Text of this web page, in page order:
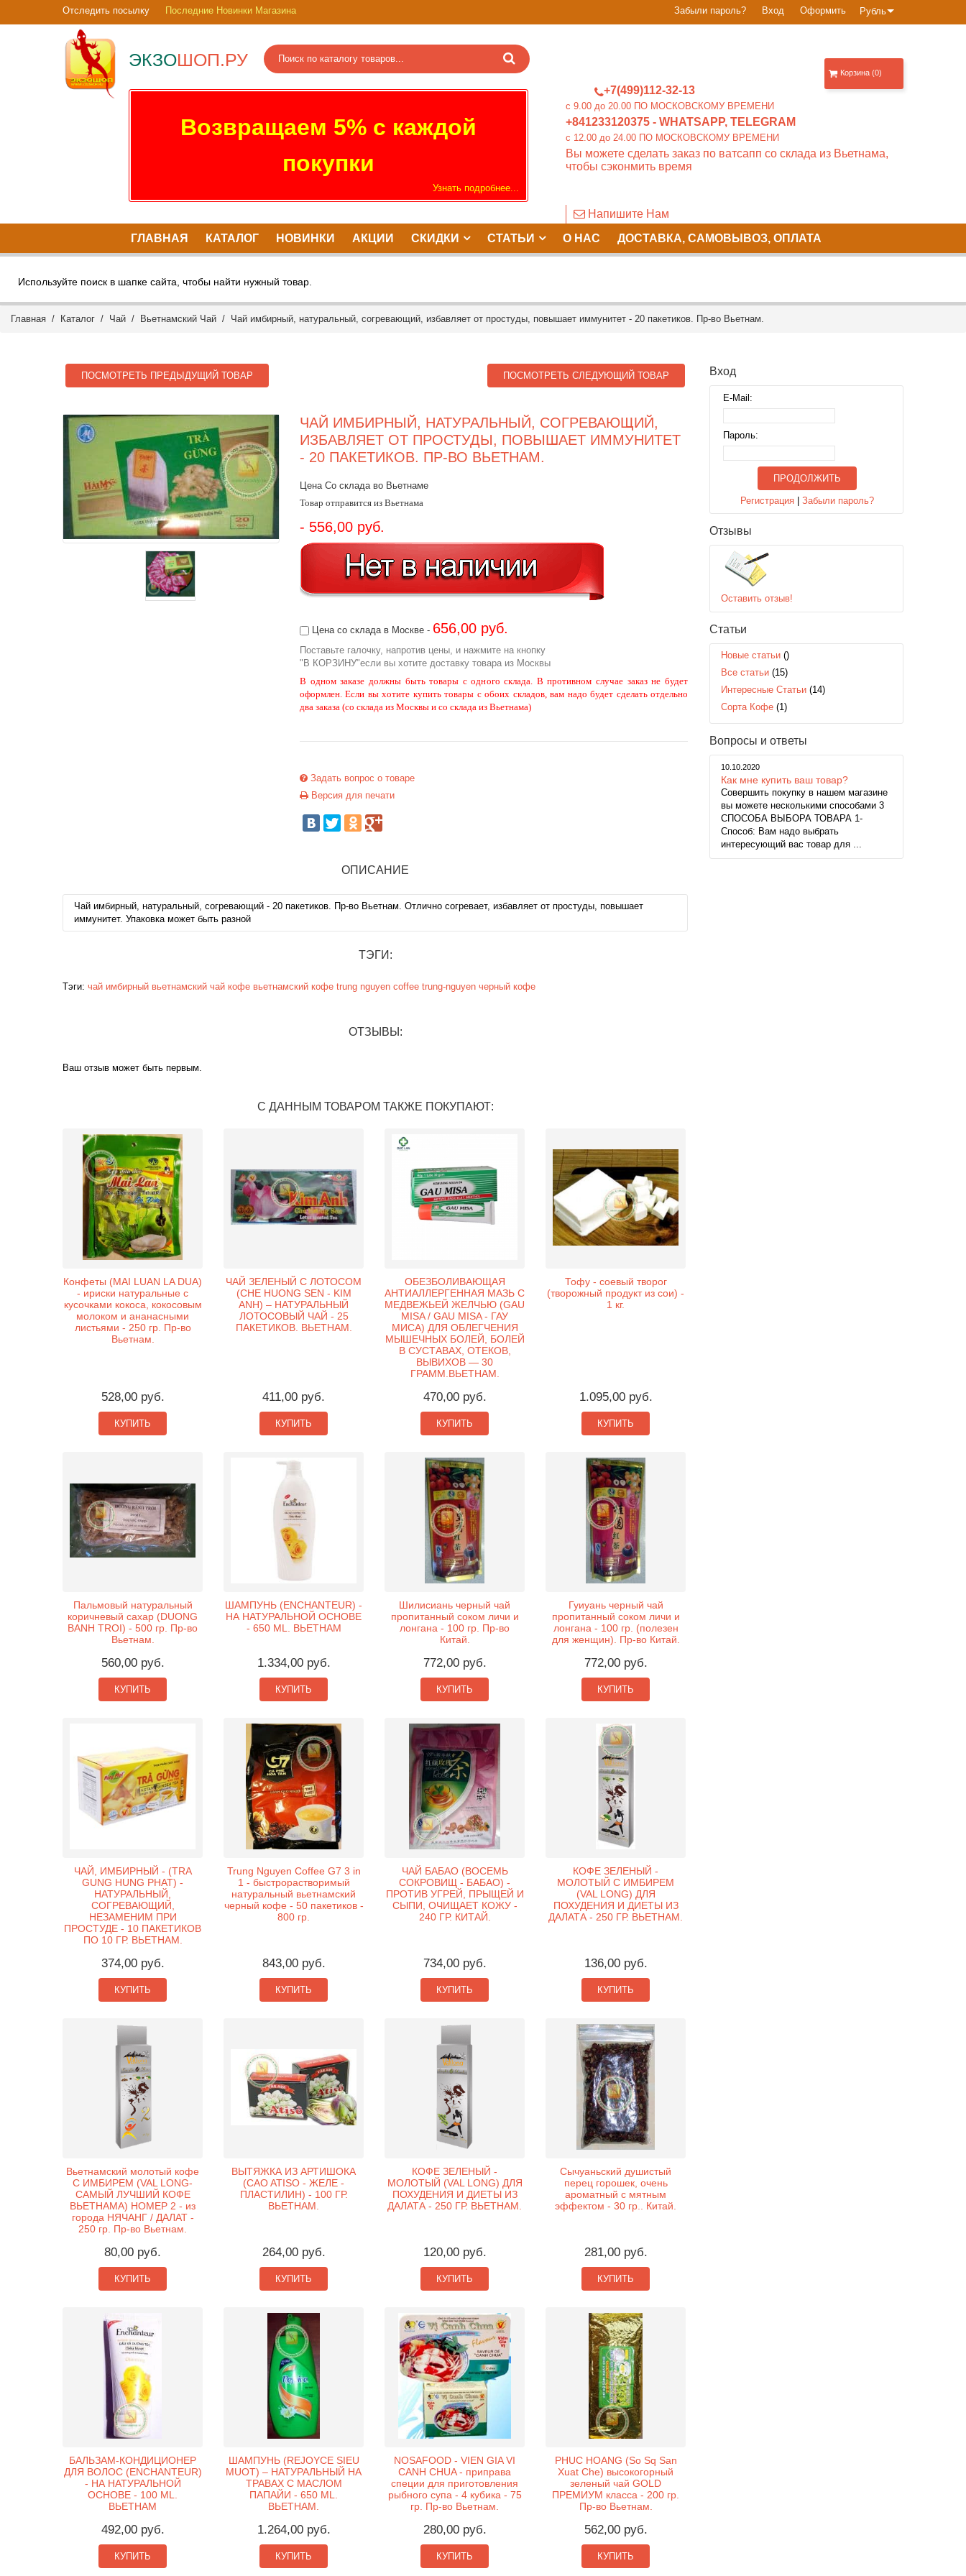
Рубль
Забыли пароль? Вход Оформить
Отследить посылку Последние Новинки Магазина
ЭКЗОШОП.РУ
+7(499)112-32-13
c 9.00 до 20.00 ПО МОСКОВСКОМУ ВРЕМЕНИ
+841233120375 - WHATSAPP, TELEGRAM
c 12.00 до 24.00 ПО МОСКОВСКОМУ ВРЕМЕНИ
Вы можете сделать заказ по ватсапп со склада из Вьетнама,
чтобы сэконмить время
Напишите Нам
Возвращаем 5% с каждой
покупки
Узнать подробнее...
Корзина (0)
ГЛАВНАЯ КАТАЛОГ НОВИНКИ АКЦИИ СКИДКИ СТАТЬИ О НАС ДОСТАВКА, САМОВЫВОЗ, ОПЛАТА
Используйте поиск в шапке сайта, чтобы найти нужный товар.
Главная / Каталог / Чай / Вьетнамский Чай / Чай имбирный, натуральный, согревающий, избавляет от простуды, повышает иммунитет - 20 пакетиков. Пр-во Вьетнам.
ПОСМОТРЕТЬ ПРЕДЫДУЩИЙ ТОВАР ПОСМОТРЕТЬ СЛЕДУЮЩИЙ ТОВАР
ЧАЙ ИМБИРНЫЙ, НАТУРАЛЬНЫЙ, СОГРЕВАЮЩИЙ,
ИЗБАВЛЯЕТ ОТ ПРОСТУДЫ, ПОВЫШАЕТ ИММУНИТЕТ
- 20 ПАКЕТИКОВ. ПР-ВО ВЬЕТНАМ.
Цена Со склада во Вьетнаме
Товар отправится из Вьетнама
- 556,00 руб.
Цена со склада в Москве - 656,00 руб.
Поставьте галочку, напротив цены, и нажмите на кнопку
"В КОРЗИНУ"если вы хотите доставку товара из Москвы
В одном заказе должны быть товары с одного склада. В противном случае заказ не будет
оформлен. Если вы хотите купить товары с обоих складов, вам надо будет сделать отдельно
два заказа (со склада из Москвы и со склада из Вьетнама)
Задать вопрос о товаре
Версия для печати
ОПИСАНИЕ
Чай имбирный, натуральный, согревающий - 20 пакетиков. Пр-во Вьетнам. Отлично согревает, избавляет от простуды, повышает
иммунитет. Упаковка может быть разной
ТЭГИ:
Тэги: чай имбирный вьетнамский чай кофе вьетнамский кофе trung nguyen coffee trung-nguyen черный кофе
ОТЗЫВЫ:
Ваш отзыв может быть первым.
С ДАННЫМ ТОВАРОМ ТАКЖЕ ПОКУПАЮТ:
Конфеты (MAI LUAN LA DUA)
- ириски натуральные с
кусочками кокоса, кокосовым
молоком и ананасными
листьями - 250 гр. Пр-во
Вьетнам.
528,00 руб.
КУПИТЬ
ЧАЙ ЗЕЛЕНЫЙ С ЛОТОСОМ
(CHE HUONG SEN - KIM
ANH) – НАТУРАЛЬНЫЙ
ЛОТОСОВЫЙ ЧАЙ - 25
ПАКЕТИКОВ. ВЬЕТНАМ.
411,00 руб.
КУПИТЬ
ОБЕЗБОЛИВАЮЩАЯ
АНТИАЛЛЕРГЕННАЯ МАЗЬ С
МЕДВЕЖЬЕЙ ЖЕЛЧЬЮ (GAU
MISA / GAU MISA - ГАУ
МИСА) ДЛЯ ОБЛЕГЧЕНИЯ
МЫШЕЧНЫХ БОЛЕЙ, БОЛЕЙ
В СУСТАВАХ, ОТЕКОВ,
ВЫВИХОВ — 30
ГРАММ.ВЬЕТНАМ.
470,00 руб.
КУПИТЬ
Тофу - соевый творог
(творожный продукт из сои) -
1 кг.
1.095,00 руб.
КУПИТЬ
Пальмовый натуральный
коричневый сахар (DUONG
BANH TROI) - 500 гр. Пр-во
Вьетнам.
560,00 руб.
КУПИТЬ
ШАМПУНЬ (ENCHANTEUR) -
НА НАТУРАЛЬНОЙ ОСНОВЕ
- 650 ML. ВЬЕТНАМ
1.334,00 руб.
КУПИТЬ
Шилисиань черный чай
пропитанный соком личи и
лонгана - 100 гр. Пр-во
Китай.
772,00 руб.
КУПИТЬ
Гуиуань черный чай
пропитанный соком личи и
лонгана - 100 гр. (полезен
для женщин). Пр-во Китай.
772,00 руб.
КУПИТЬ
ЧАЙ, ИМБИРНЫЙ - (TRA
GUNG HUNG PHAT) -
НАТУРАЛЬНЫЙ,
СОГРЕВАЮЩИЙ,
НЕЗАМЕНИМ ПРИ
ПРОСТУДЕ - 10 ПАКЕТИКОВ
ПО 10 ГР. ВЬЕТНАМ.
374,00 руб.
КУПИТЬ
Trung Nguyen Coffee G7 3 in
1 - быстрорастворимый
натуральный вьетнамский
черный кофе - 50 пакетиков -
800 гр.
843,00 руб.
КУПИТЬ
ЧАЙ БАБАО (ВОСЕМЬ
СОКРОВИЩ - БАБАО) -
ПРОТИВ УГРЕЙ, ПРЫЩЕЙ И
СЫПИ, ОЧИЩАЕТ КОЖУ -
240 ГР. КИТАЙ.
734,00 руб.
КУПИТЬ
КОФЕ ЗЕЛЕНЫЙ -
МОЛОТЫЙ С ИМБИРЕМ
(VAL LONG) ДЛЯ
ПОХУДЕНИЯ И ДИЕТЫ ИЗ
ДАЛАТА - 250 ГР. ВЬЕТНАМ.
136,00 руб.
КУПИТЬ
Вьетнамский молотый кофе
С ИМБИРЕМ (VAL LONG-
САМЫЙ ЛУЧШИЙ КОФЕ
ВЬЕТНАМА) НОМЕР 2 - из
города НЯЧАНГ / ДАЛАТ -
250 гр. Пр-во Вьетнам.
80,00 руб.
КУПИТЬ
ВЫТЯЖКА ИЗ АРТИШОКА
(CAO ATISO - ЖЕЛЕ -
ПЛАСТИЛИН) - 100 ГР.
ВЬЕТНАМ.
264,00 руб.
КУПИТЬ
КОФЕ ЗЕЛЕНЫЙ -
МОЛОТЫЙ (VAL LONG) ДЛЯ
ПОХУДЕНИЯ И ДИЕТЫ ИЗ
ДАЛАТА - 250 ГР. ВЬЕТНАМ.
120,00 руб.
КУПИТЬ
Сычуаньский душистый
перец горошек, очень
ароматный с мятным
эффектом - 30 гр.. Китай.
281,00 руб.
КУПИТЬ
БАЛЬЗАМ-КОНДИЦИОНЕР
ДЛЯ ВОЛОС (ENCHANTEUR)
- НА НАТУРАЛЬНОЙ
ОСНОВЕ - 100 ML.
ВЬЕТНАМ
492,00 руб.
КУПИТЬ
ШАМПУНЬ (REJOYCE SIEU
MUOT) – НАТУРАЛЬНЫЙ НА
ТРАВАХ С МАСЛОМ
ПАПАЙИ - 650 ML.
ВЬЕТНАМ.
1.264,00 руб.
КУПИТЬ
NOSAFOOD - VIEN GIA VI
CANH CHUA - приправа
специи для приготовления
рыбного супа - 4 кубика - 75
гр. Пр-во Вьетнам.
280,00 руб.
КУПИТЬ
PHUC HOANG (So Sq San
Xuat Che) высокогорный
зеленый чай GOLD
ПРЕМИУМ класса - 200 гр.
Пр-во Вьетнам.
562,00 руб.
КУПИТЬ
Вход
E-Mail:
Пароль:
ПРОДОЛЖИТЬ
Регистрация |Забыли пароль?
Отзывы
Оставить отзыв!
Статьи
Новые статьи ()
Все статьи (15)
Интересные Статьи (14)
Сорта Кофе (1)
Вопросы и ответы
10.10.2020
Как мне купить ваш товар?
Совершить покупку в нашем магазине
вы можете несколькими способами 3
СПОСОБА ВЫБОРА ТОВАРА 1-
Способ: Вам надо выбрать
интересующий вас товар для ...